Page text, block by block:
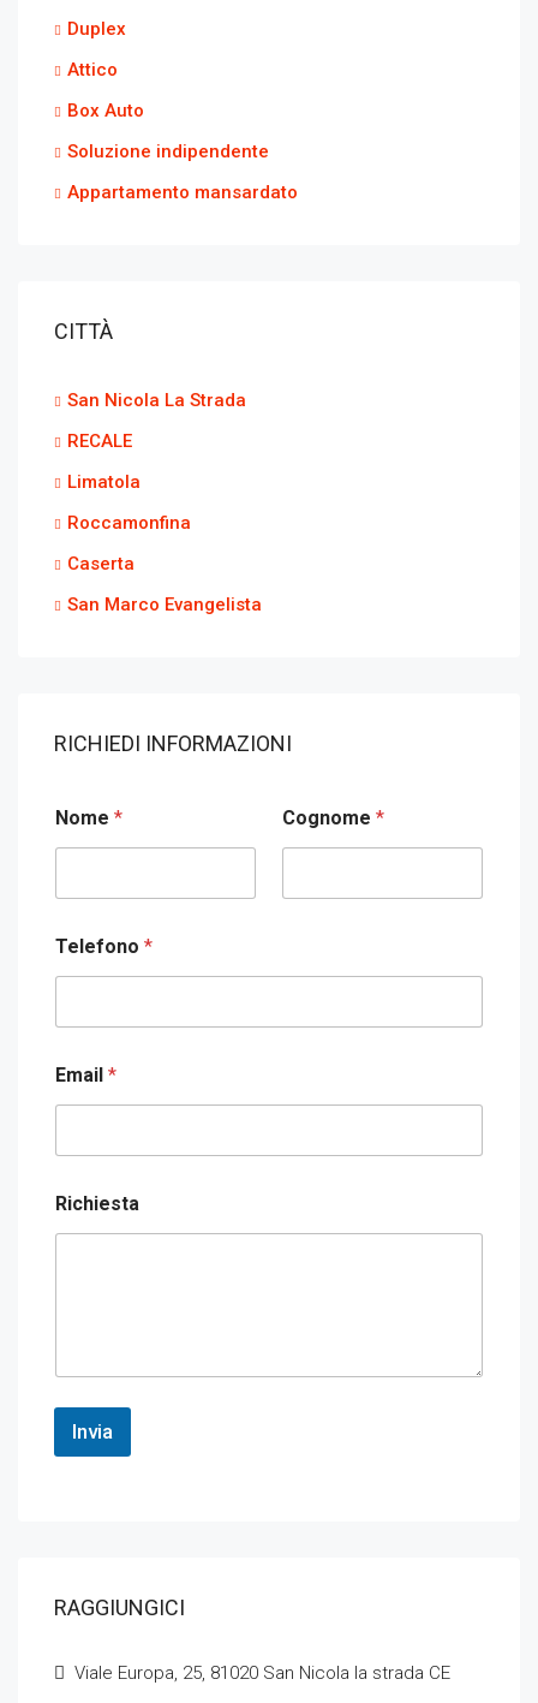
Duplex
Attico
Box Auto
Soluzione indipendente
Appartamento mansardato
CITTÀ
San Nicola La Strada
RECALE
Limatola
Roccamonfina
Caserta
San Marco Evangelista
RICHIEDI INFORMAZIONI
Nome * Cognome *
Telefono *
Email *
Richiesta
Invia
RAGGIUNGICI
Viale Europa, 25, 81020 San Nicola la strada CE